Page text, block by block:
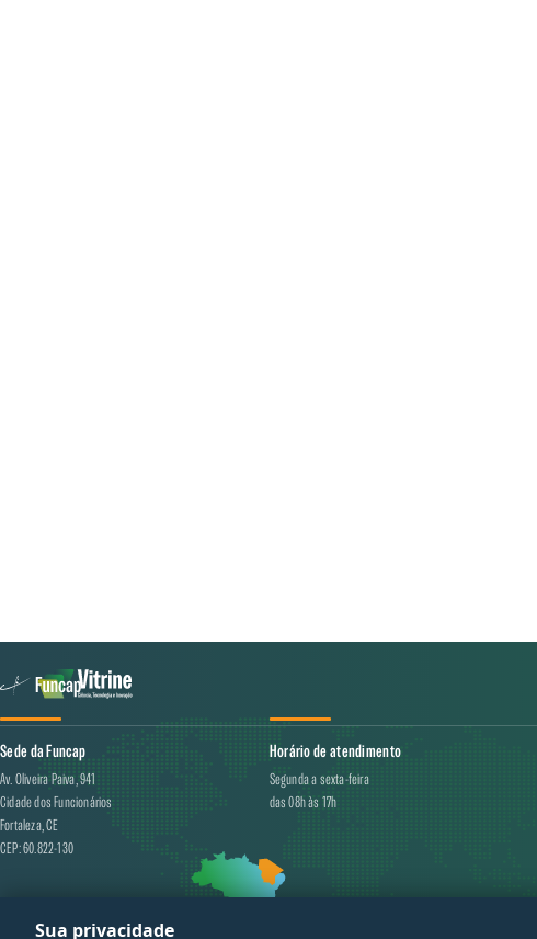
Sede da Funcap
Av. Oliveira Paiva, 941
Cidade dos Funcionários
Fortaleza, CE
CEP: 60.822-130
Horário de atendimento
Segunda a sexta-feira
das 08h às 17h
Sua privacidade